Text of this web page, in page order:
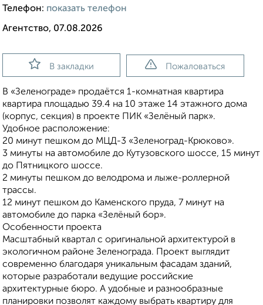
Телефон: показать телефон
Агентство, 07.08.2026
В закладки Пожаловаться
В «Зеленограде» продаётся 1-комнатная квартира
квартира площадью 39.4 на 10 этаже 14 этажного дома
(корпус, секция) в проекте ПИК «Зелёный парк».
Удобное расположение:
20 минут пешком до МЦД-3 «Зеленоград-Крюково».
3 минуты на автомобиле до Кутузовского шоссе, 15 минут
до Пятницкого шоссе.
2 минуты пешком до велодрома и лыже-роллерной
трассы.
12 минут пешком до Каменского пруда, 7 минут на
автомобиле до парка «Зелёный бор».
Особенности проекта
Масштабный квартал с оригинальной архитектурой в
экологичном районе Зеленограда. Проект выглядит
современно благодаря уникальным фасадам зданий,
которые разработали ведущие российские
архитектурные бюро. А удобные и разнообразные
планировки позволят каждому выбрать квартиру для